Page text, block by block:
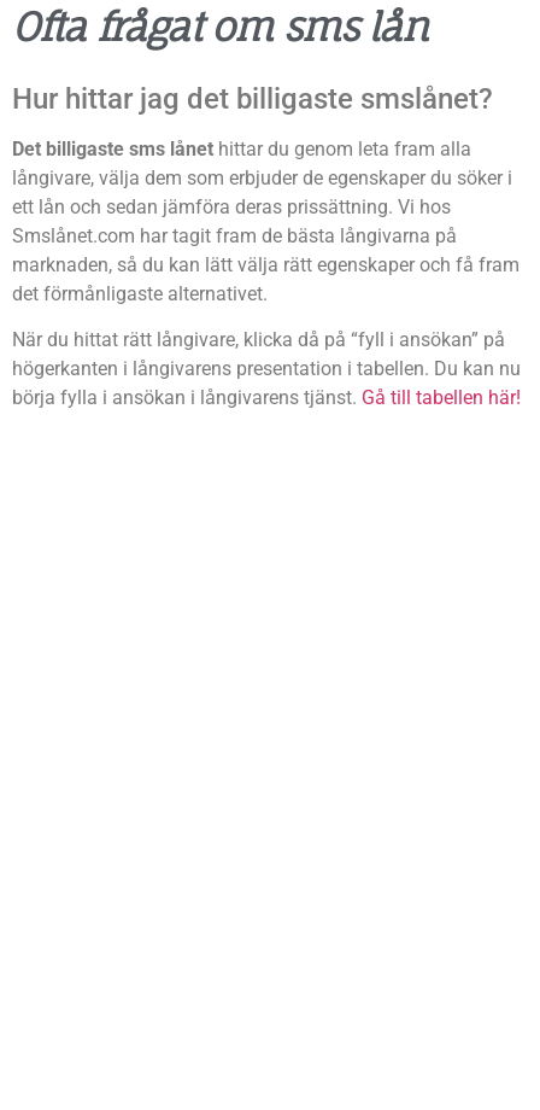
Ofta frågat om sms lån
Hur hittar jag det billigaste smslånet?
Det billigaste sms lånet hittar du genom leta fram alla
långivare, välja dem som erbjuder de egenskaper du söker i
ett lån och sedan jämföra deras prissättning. Vi hos
Smslånet.com har tagit fram de bästa långivarna på
marknaden, så du kan lätt välja rätt egenskaper och få fram
det förmånligaste alternativet.
När du hittat rätt långivare, klicka då på “fyll i ansökan” på
högerkanten i långivarens presentation i tabellen. Du kan nu
börja fylla i ansökan i långivarens tjänst. Gå till tabellen här!